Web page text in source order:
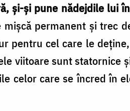
și-și pune nădejdile lui
mișcă permanent și trec
pentru cel care le
viitoare sunt statornice
celor care se încred în